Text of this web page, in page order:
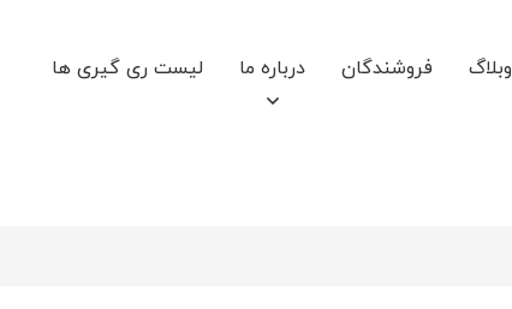
وبلاگ فروشندگان درباره ما لیست ری گیری ها